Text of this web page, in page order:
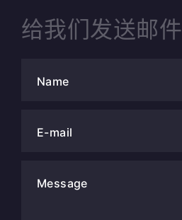
给我们发送邮件
Name
E-mail
Message